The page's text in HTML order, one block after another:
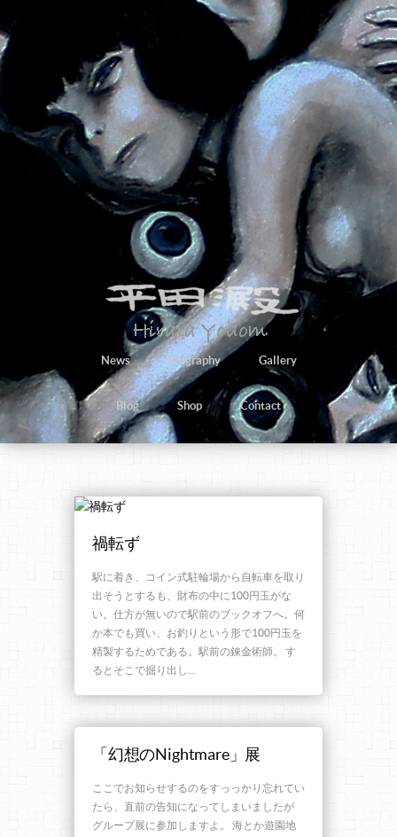
News Biography Gallery
Blog Shop Contact
禍転ず
駅に着き、コイン式駐輪場から自転車を取り
出そうとするも、財布の中に100円玉がな
い。仕方が無いので駅前のブックオフへ。何
か本でも買い、お釣りという形で100円玉を
精製するためである。駅前の錬金術師。 す
るとそこで掘り出し…
「幻想のNightmare」展
ここでお知らせするのをすっっかり忘れてい
たら、直前の告知になってしまいましたが
グループ展に参加しますよ。 海とか遊園地